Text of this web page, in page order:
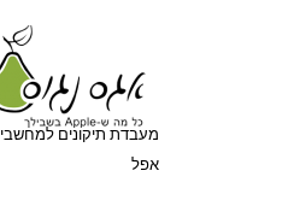
מעבדת תיקונים למחשבי
אפל